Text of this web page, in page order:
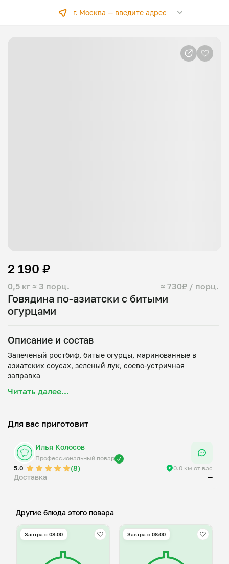
г. Москва —введите адрес
Говядина по-азиатски с битыми
огурцами
0,5 кг ≈ 3 порц. ≈ 730₽ / порц.
2 190 ₽
Описание и состав
Запеченый ростбиф, битые огурцы, маринованные в
азиатских соусах, зеленый лук, соево-устричная
Читать далее...
Для вас приготовит
Илья Колосов
Профессиональный повар
5.0
(8) 0.0 км от вас
Доставка —
Другие блюда этого повара
Завтра c 08:00 Завтра c 08:00